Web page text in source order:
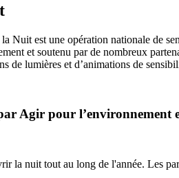
Nuit est une opération nationale de
et soutenu par de nombreux
de lumières et d’animations de
Agir pour
la nuit tout au long de l'année. Les